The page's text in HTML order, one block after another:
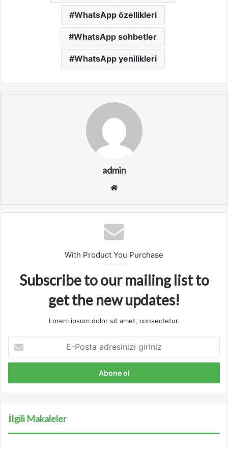
WhatsApp özellikleri
WhatsApp sohbetler
WhatsApp yenilikleri
admin
sit
esi
With Product You Purchase
Subscribe to our mailing list to
get the new updates!
Lorem ipsum dolor sit amet, consectetur.
P
s
t
a
İlgili Makaleler